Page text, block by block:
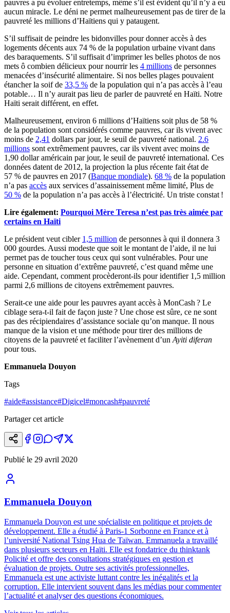
pauvres a pu évoluer entretemps, même s’il est évident qu’il n’y a eu
aucun miracle. Le déni ne permet malheureusement pas de tirer de la
pauvreté les millions d’Haïtiens qui y pataugent.
S’il suffisait de peindre les bidonvilles pour donner accès à des
logements décents aux 74 % de la population urbaine vivant dans
des baraquements. S’il suffisait d’imprimer les belles photos de nos
mets ô combien délicieux pour nourrir les 4 millions de personnes
menacées d’insécurité alimentaire. Si nos belles plages pouvaient
étancher la soif de 33,5 % de la population qui n’a pas accès à l’eau
potable… Il n’y aurait pas lieu de parler de pauvreté en Haïti. Notre
Haïti serait différent, en effet.
Malheureusement, environ 6 millions d’Haïtiens soit plus de 58 %
de la population sont considérés comme pauvres, car ils vivent avec
moins de 2,41 dollars par jour, le seuil de pauvreté national. 2.6
millions sont extrêmement pauvres, car ils vivent avec moins de
1,90 dollar américain par jour, le seuil de pauvreté international. Ces
données datent de 2012, la projection la plus récente fait état de
57 % de pauvres en 2017 (Banque mondiale). 68 % de la population
n’a pas accès aux services d’assainissement même limité, Plus de
50 % de la population n’a pas accès à l’électricité. Un triste constat !
Lire également: Pourquoi Mère Teresa n’est pas très aimée par
certains en Haïti
Le président veut cibler 1,5 million de personnes à qui il donnera 3
000 gourdes. Aussi modeste que soit le montant de l’aide, il ne lui
permet pas de toucher tous ceux qui sont vulnérables. Pour une
personne en situation d’extrême pauvreté, c’est quand même une
aide. Cependant, comment procèderont-ils pour identifier 1,5 million
parmi 2,6 millions de citoyens extrêmement pauvres.
Serait-ce une aide pour les pauvres ayant accès à MonCash ? Le
ciblage sera-t-il fait de façon juste ? Une chose est sûre, ce ne sont
pas des récipiendaires d’assistance sociale qu’on manque. Il nous
manque de la vision et une méthode pour tirer des millions de
citoyens de la pauvreté et faciliter l’avènement d’un Ayiti diferan
pour tous.
Emmanuela Douyon
Tags
#aide#assistance#Digicel#moncash#pauvreté
Partager cet article
Publié le 29 avril 2020
Emmanuela Douyon
Emmanuela Douyon est une spécialiste en politique et projets de
développement. Elle a étudié à Paris-1 Sorbonne en France et à
l’université National Tsing Hua de Taïwan. Emmanuela a travaillé
dans plusieurs secteurs en Haïti. Elle est fondatrice du thinktank
Policité et offre des consultations stratégiques en gestion et
évaluation de projets. Outre ses activités professionnelles,
Emmanuela est une activiste luttant contre les inégalités et la
corruption. Elle intervient souvent dans les médias pour commenter
l’actualité et analyser des questions économiques.